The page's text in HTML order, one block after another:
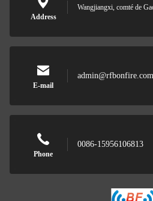
Address
Wangjiangxi, comté de
E-mail
admin@rfbonfire.com
Phone
0086-15956106813